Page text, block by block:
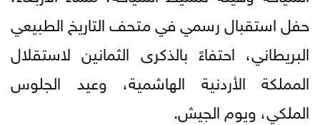
حفل استقبال رسمي في متحف التاريخ الطبيعي
البريطاني، احتفاءً بالذكرى الثمانين لاستقلال
المملكة الأردنية الهاشمية، وعيد الجلوس
الملكي، ويوم الجيش.